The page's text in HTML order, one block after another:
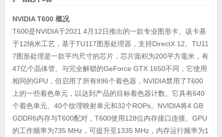
NVIDIA T600 概况
T600是NVIDIA于2021 4月12日推出的一款专业图形卡。该卡基
于12纳米工艺，基于TU117图形处理器，支持DirectX 12。TU11
7图形处理是一款平均尺寸的芯片，芯片面积为200平方毫米，有
47亿个晶体管。与完全解锁的GeForce GTX 1650不同，它使用
相同的GPU，但启用了所有896个着色器，NVIDIA禁用了T600
上的一些着色单元，以达到产品的目标着色器计数。它具有640
个着色单元、40个纹理映射单元和32个ROPs。NVIDIA将4 GB
GDDR6内存与T600配对，T600使用128位内存接口连接。GPU
的工作频率为735 MHz，可提升至1335 MHz，内存运行频率为1